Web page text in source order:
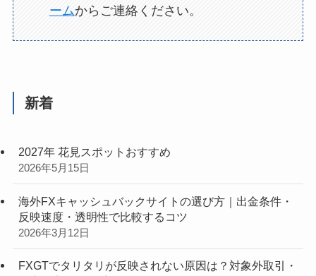
ームからご連絡ください。
新着
2027年 花見スポットおすすめ
2026年5月15日
海外FXキャッシュバックサイトの選び方｜出金条件・
反映速度・透明性で比較するコツ
2026年3月12日
FXGTでタリタリが反映されない原因は？対象外取引・